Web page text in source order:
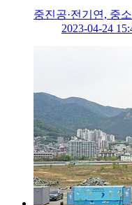
중진공·전기연, 중
2023-04-24